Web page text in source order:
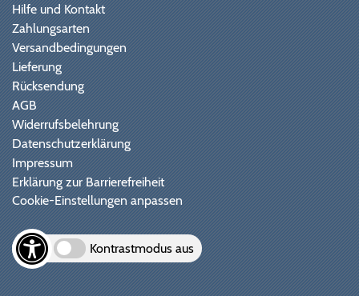
Hilfe und Kontakt
Zahlungsarten
Versandbedingungen
Lieferung
Rücksendung
AGB
Widerrufsbelehrung
Datenschutzerklärung
Impressum
Erklärung zur Barrierefreiheit
Cookie-Einstellungen anpassen
Kontrastmodus aus